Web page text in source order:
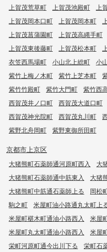
上賀茂荒草町
上賀茂池殿町 上
上賀茂岡本口町
上賀茂岡本町
上賀茂菖蒲園町
上賀茂高縄手町
上賀茂東後藤町
上賀茂松本町
衣笠西馬場町
小山北上総町 小
紫竹上梅ノ木町
紫竹上芝本町
紫竹竹殿町
紫竹大門町 紫竹西
西賀茂井ノ口町
西賀茂大道口町
西賀茂神光院町
西賀茂丸川町
紫野北舟岡町
紫野東御所田町
京都市上京区
大猪熊町石薬師通河原町西入
大
大猪熊町石薬師通中筋東入
大猪
大猪熊町中筋通石薬師上る
岡松
駒之町
米屋町油小路通丸太町上
米屋町椹木町通油小路西入
米屋
米屋町丸太町通油小路西入
米屋
栄町河原町通今出川下る
栄町石